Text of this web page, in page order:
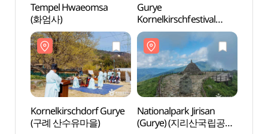
Tempel Hwaeomsa
(화엄사)
Gurye
Kornelkirschfestival
(구례산수유꽃축제)
Kornelkirschdorf Gurye
(구례 산수유마을)
Nationalpark Jirisan
(Gurye) (지리산국립공원